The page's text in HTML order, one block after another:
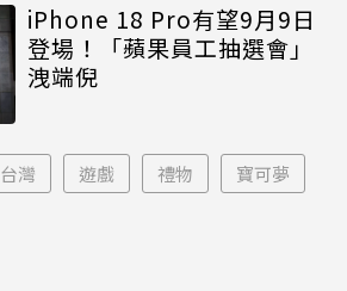
iPhone 18 Pro有望9月9日
登場！「蘋果員工抽選會」
洩端倪
台灣 遊戲 禮物 寶可夢